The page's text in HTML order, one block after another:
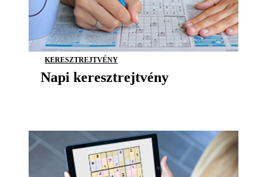
KERESZTREJTVÉNY
Napi keresztrejtvény